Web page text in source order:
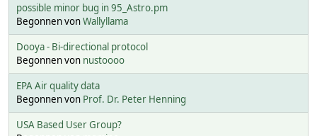
possible minor bug in 95_Astro.pm
Begonnen vonWallyllama
Dooya - Bi-directional protocol
Begonnen von nustoooo
EPA Air quality data
Begonnen von Prof. Dr. Peter Henning
USA Based User Group?